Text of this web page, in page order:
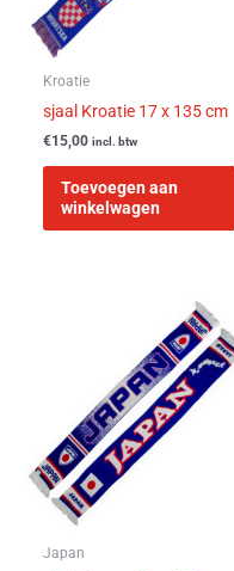
Kroatie
sjaal Kroatie 17 x 135 cm
€15,00 incl. btw
Toevoegen aan
winkelwagen
Japan